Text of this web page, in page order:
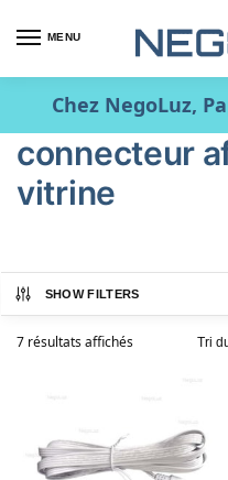
MENU
Chez NegoLuz,
connecteur
vitrine
SHOW FILTERS
7 résultats affichés